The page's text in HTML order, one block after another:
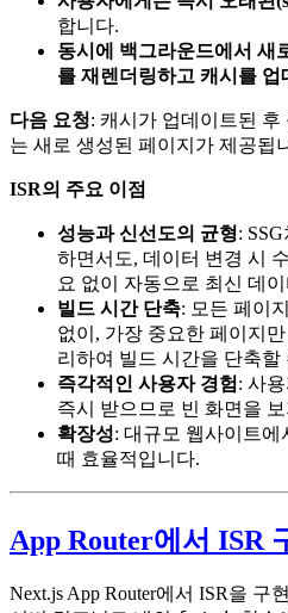
합니다.
동시에 백그라운드에서 새
를 재렌더링하고 캐시를 업
다음 요청: 캐시가 업데이트된 후
는 새로 생성된 페이지가 제공됩
ISR의 주요 이점
성능과 신선도의 균형:
하면서도, 데이터 변경 시
요 없이 자동으로 최신 데
빌드 시간 단축: 모든 페이
없이, 가장 중요한 페이지
리하여 빌드 시간을 단축할
즉각적인 사용자 경험 : 사
즉시 받으므로 빈 화면을
확장성: 대규모 웹사이트
때 효율적입니다.
App Router에서 ISR
Next.js App Router에서 ISR을 구